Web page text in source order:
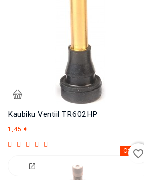
Kaubiku Ventiil TR602HP
1,45 €
Otsas
favorite_border